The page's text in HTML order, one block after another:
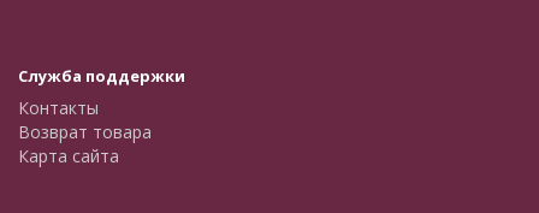
Служба поддержки
Контакты
Возврат товара
Карта сайта